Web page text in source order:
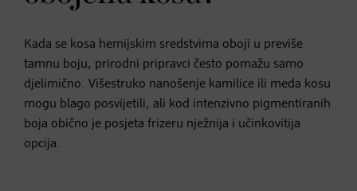
Kada se kosa hemijskim sredstvima oboji u previše
tamnu boju, prirodni pripravci često pomažu samo
djelimično. Višestruko nanošenje kamilice ili meda kosu
mogu blago posvijetili, ali kod intenzivno pigmentiranih
boja obično je posjeta frizeru nježnija i učinkovitija
opcija.